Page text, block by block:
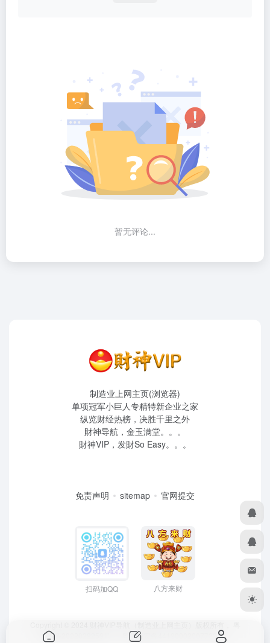
暂无评论...
制造业上网主页(浏览器)
单项冠军小巨人专精特新企业之家
纵览财经热榜，决胜千里之外
財神导航，金玉满堂。。。
財神VIP，发財So Easy。。。
免责声明 sitemap 官网提交
扫码加QQ 八方来财
ICP备2022039259号
、 粤公网安备44190002007732号